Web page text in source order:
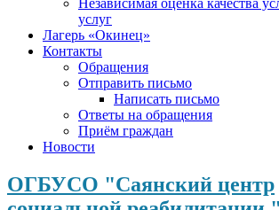
услуг
Лагерь «Окинец»
Контакты
Обращения
Отправить письмо
Написать письмо
Ответы на обращения
Приём граждан
Новости
ОГБУСО "Саянский центр